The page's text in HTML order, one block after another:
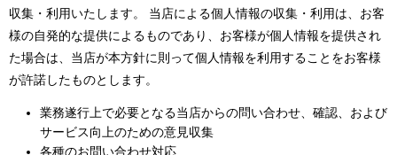
収集・利用いたします。 当店による個人情報の収集・利用は、お客
様の自発的な提供によるものであり、お客様が個人情報を提供され
た場合は、当店が本方針に則って個人情報を利用することをお客様
が許諾したものとします。
業務遂行上で必要となる当店からの問い合わせ、確認、および
サービス向上のための意見収集
各種のお問い合わせ対応